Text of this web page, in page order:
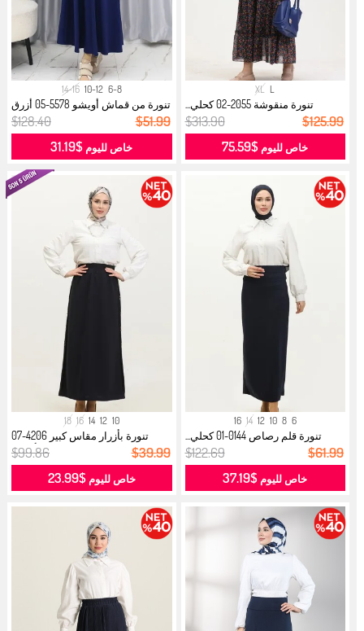
L
XL
تنورة منقوشة 2055-02 كحلي...
$313.90 $125.99
خاص لليوم $75.59
6-8
10-12
14-16
تنورة من قماش أويشو 5578-05 أزرق
دا...
$128.40 $51.99
خاص لليوم $31.19
6
8
10
12
14
16
تنورة قلم رصاص 0144-01 كحلي...
$122.69 $61.99
خاص لليوم $37.19
10
12
14
16
18
تنورة بأزرار مقاس كبير 4206-07
أزرق...
$99.86 $39.99
خاص لليوم$23.99